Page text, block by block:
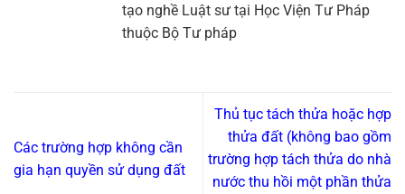
tạo nghề Luật sư tại Học Viện Tư Pháp
thuộc Bộ Tư pháp
Các trường hợp không cần
gia hạn quyền sử dụng đất
Thủ tục tách thửa hoặc hợp
thửa đất (không bao gồm
trường hợp tách thửa do nhà
nước thu hồi một phần thửa